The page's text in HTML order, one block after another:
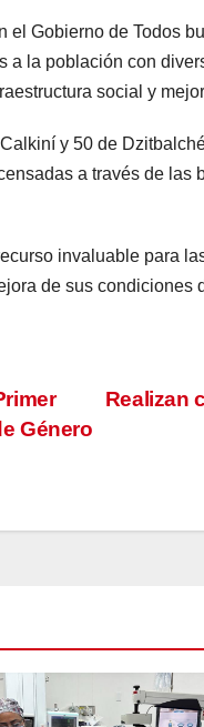
el Gobierno de Todos
a la población con
social y
y 50 de
a través de
invaluable para
de sus condiciones
Realizan
Género